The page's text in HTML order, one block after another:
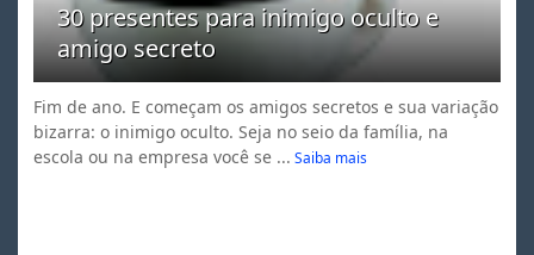
30 presentes para inimigo oculto e
amigo secreto
Fim de ano. E começam os amigos secretos e sua variação
bizarra: o inimigo oculto. Seja no seio da família, na
escola ou na empresa você se ... Saiba mais